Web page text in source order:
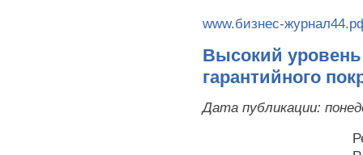
www.бизнес-
Высокий
гарантийного
Дата публикации: